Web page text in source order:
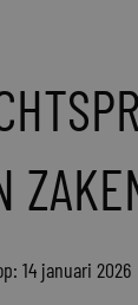
14 januari 2026